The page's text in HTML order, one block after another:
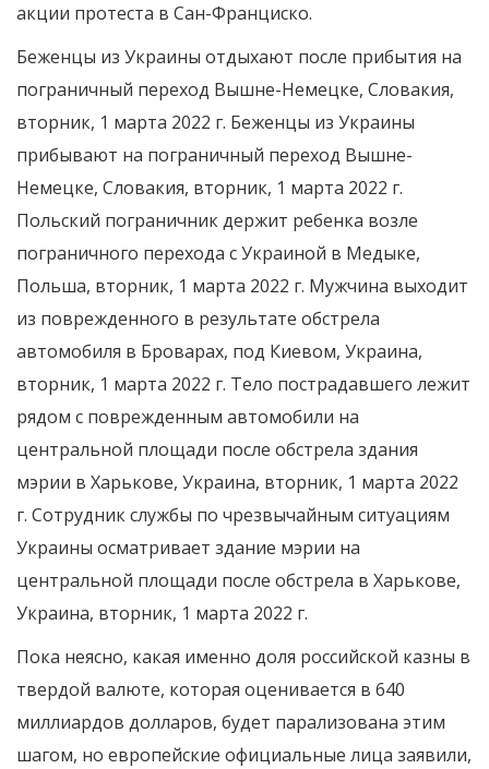
акции протеста в Сан-Франциско.
Беженцы из Украины отдыхают после прибытия на
пограничный переход Вышне-Немецке, Словакия,
вторник, 1 марта 2022 г. Беженцы из Украины
прибывают на пограничный переход Вышне-
Немецке, Словакия, вторник, 1 марта 2022 г.
Польский пограничник держит ребенка возле
пограничного перехода с Украиной в Медыке,
Польша, вторник, 1 марта 2022 г. Мужчина выходит
из поврежденного в результате обстрела
автомобиля в Броварах, под Киевом, Украина,
вторник, 1 марта 2022 г. Тело пострадавшего лежит
рядом с поврежденным автомобили на
центральной площади после обстрела здания
мэрии в Харькове, Украина, вторник, 1 марта 2022
г. Сотрудник службы по чрезвычайным ситуациям
Украины осматривает здание мэрии на
центральной площади после обстрела в Харькове,
Украина, вторник, 1 марта 2022 г.
Пока неясно, какая именно доля российской казны в
твердой валюте, которая оценивается в 640
миллиардов долларов, будет парализована этим
шагом, но европейские официальные лица заявили,